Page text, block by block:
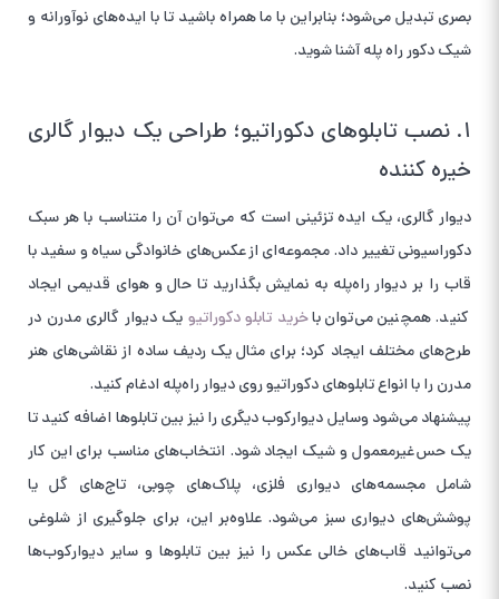
بصری تبدیل می‌شود؛ بنابراین با ما همراه باشید تا با ایده‌های نوآورانه و
شیک دکور راه پله آشنا شوید.
۱. نصب تابلوهای دکوراتیو؛ طراحی یک دیوار گالری
خیره کننده
دیوار گالری، یک ایده تزئینی است که می‌توان آن را متناسب با هر سبک
دکوراسیونی تغییر داد. مجموعه‌ای از عکس‌های خانوادگی سیاه و سفید با
قاب را بر دیوار راه‌پله به نمایش بگذارید تا حال و هوای قدیمی ایجاد
کنید. همچنین می‌توان باخرید تابلو دکوراتیو یک دیوار گالری مدرن در
طرح‌های مختلف ایجاد کرد؛ برای مثال یک ردیف ساده از نقاشی‌های هنر
مدرن را با انواع تابلوهای دکوراتیو روی دیوار راه‌پله ادغام کنید.
پیشنهاد می‌شود وسایل دیوارکوب دیگری را نیز بین تابلوها اضافه کنید تا
یک حس غیرمعمول و شیک ایجاد شود. انتخاب‌های مناسب برای این کار
شامل مجسمه‌های دیواری فلزی، پلاک‌های چوبی، تاج‌های گل یا
پوشش‌های دیواری سبز می‌شود. علاوه‌بر این، برای جلوگیری از شلوغی
می‌توانید قاب‌های خالی عکس را نیز بین تابلو‌ها و سایر دیوارکوب‌ها
نصب کنید.